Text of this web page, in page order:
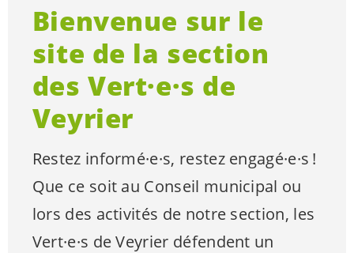
Bienvenue sur le
site de la section
desVert·e·s de
Veyrier
Restez informé·e·s, restez engagé·e·s !
Que ce soit au Conseil municipal ou
lors des activités de notre section, les
Vert·e·s de Veyrier défendent un